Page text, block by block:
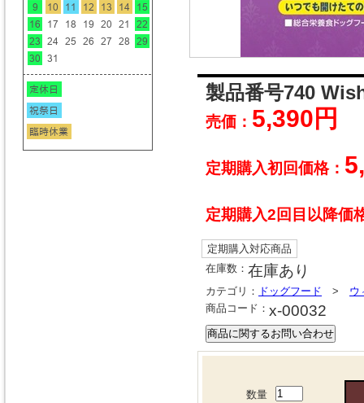
製品番号740
売価： 5,390円
定期購入初回価格：
定期購入2回目以降価
定期購入対応商品
在庫数： 在庫あり
カテゴリ： ドッグフード > ウ
商品コード： x-00032
数量